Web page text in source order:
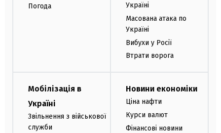
Погода
Україні
Масована атака по
Україні
Вибухи у Росії
Втрати ворога
Мобілізація в
Україні
Звільнення з військової
служби
Новини економіки
Ціна нафти
Курси валют
Фінансові новини